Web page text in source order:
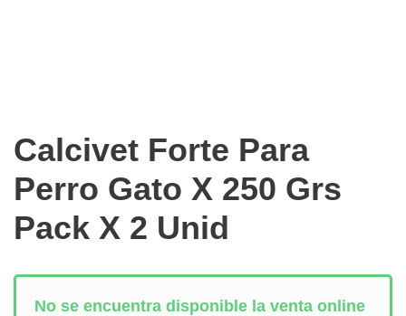
Calcivet Forte Para
Perro Gato X 250 Grs
Pack X 2 Unid
No se encuentra disponible la venta online